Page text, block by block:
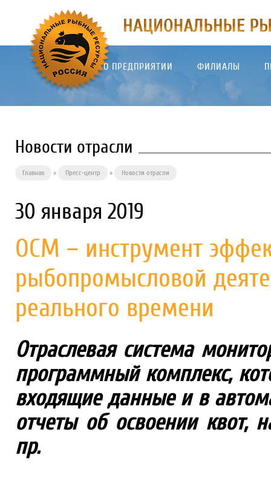
О ПРЕДПРИЯТИИ ФИЛИАЛЫ
Новости отрасли
Главная » Пресс-центр » Новости отрасли
30 января 2019
ОСМ – инструмент
рыбопромысловой
реального времени
Отраслевая система
программный комплекс,
входящие данные и в
отчеты об освоении квот,
пр.